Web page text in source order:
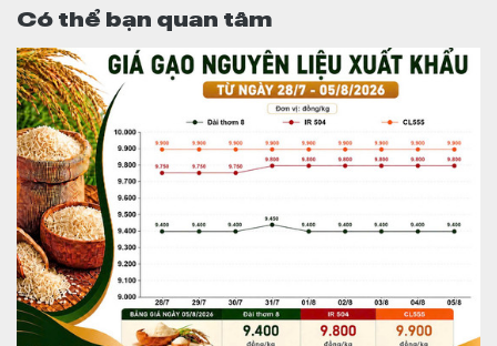
Có thể bạn quan tâm